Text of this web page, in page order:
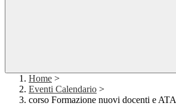
Home >
Eventi Calendario >
corso Formazione nuovi docenti e ATA